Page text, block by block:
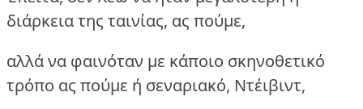
διάρκεια της ταινίας, ας πούμε,
αλλά να φαινόταν με κάποιο σκηνοθετικό
τρόπο ας πούμε ή σεναριακό, Ντέιβιντ,